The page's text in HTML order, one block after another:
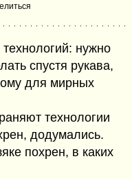
нужно
спустя рукава,
для мирных
технологии
додумались.
похрен, в каких